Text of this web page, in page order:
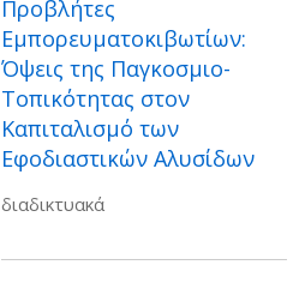
Προβλήτες
Εμπορευματοκιβωτίων:
Όψεις της Παγκοσμιο-
Τοπικότητας στον
Καπιταλισμό των
Εφοδιαστικών Αλυσίδων
διαδικτυακά